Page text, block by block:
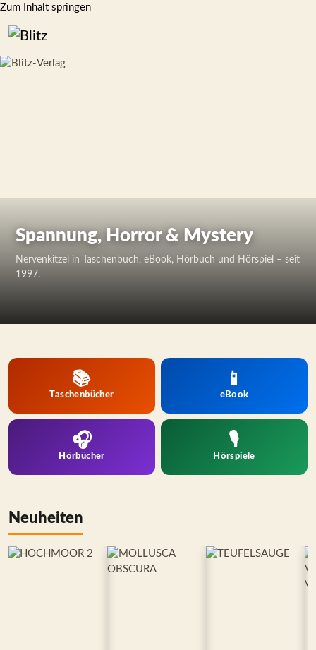
Zum Inhalt springen
Spannung, Horror & Mystery
Nervenkitzel in Taschenbuch, eBook, Hörbuch und Hörspiel – seit
1997.
📚
Taschenbücher
📱
eBook
🎧
Hörbücher
🎙️
Hörspiele
Neuheiten